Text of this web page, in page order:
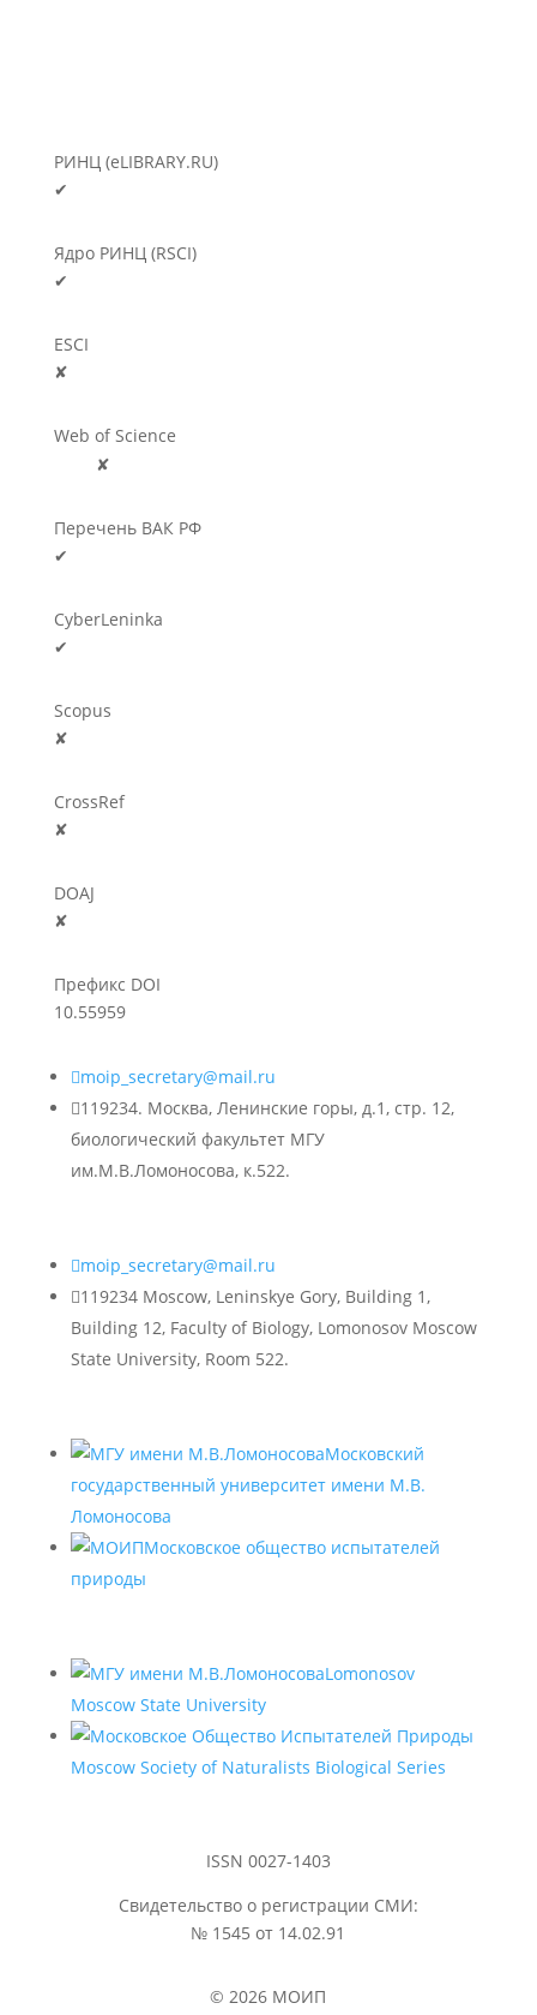
РИНЦ (eLIBRARY.RU)
✔
Ядро РИНЦ (RSCI)
✔
ESCI
✘
Web of Science
✘
Перечень ВАК РФ
✔
CyberLeninka
✔
Scopus
✘
CrossRef
✘
DOAJ
✘
Префикс DOI
10.55959
moip_secretary@mail.ru
119234. Москва, Ленинские горы, д.1, стр. 12,
биологический факультет МГУ
им.М.В.Ломоносова, к.522.
moip_secretary@mail.ru
119234 Moscow, Leninskye Gory, Building 1,
Building 12, Faculty of Biology, Lomonosov Moscow
State University, Room 522.
Московский
государственный университет имени М.В.
Ломоносова
Московское общество испытателей
природы
Lomonosov
Moscow State University
Moscow Society of Naturalists Biological Series
ISSN 0027-1403
Свидетельство о регистрации СМИ:
№ 1545 от 14.02.91
© 2026 МОИП